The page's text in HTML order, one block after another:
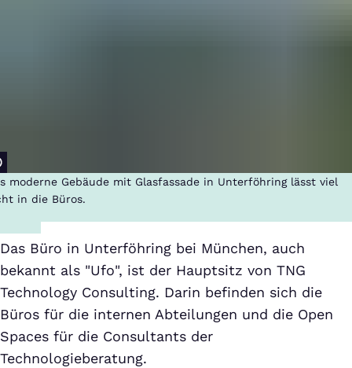
moderne Gebäude mit Glasfassade in Unterföhring lässt viel
in die Büros.
Das Büro in Unterföhring bei München, auch
bekannt als "Ufo", ist der Hauptsitz von TNG
Technology Consulting. Darin befinden sich die
Büros für die internen Abteilungen und die Open
Spaces für die Consultants der
Technologieberatung.